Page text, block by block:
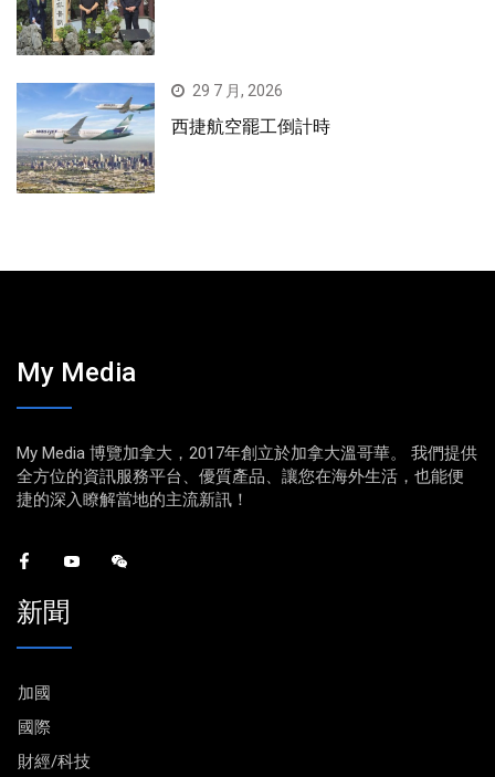
29 7 月, 2026
西捷航空罷工倒計時
My Media
My Media 博覽加拿大，2017年創立於加拿大溫哥華。 我們提供
全方位的資訊服務平台、優質產品、讓您在海外生活，也能便
捷的深入瞭解當地的主流新訊！
新聞
加國
國際
財經/科技